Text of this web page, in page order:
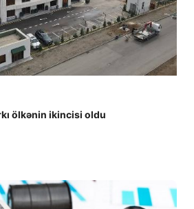
ölkənin ikincisi oldu